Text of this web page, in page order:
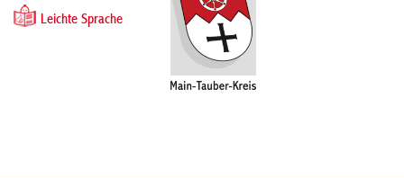
Leichte Sprache